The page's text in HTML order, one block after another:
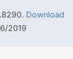
Download
2019